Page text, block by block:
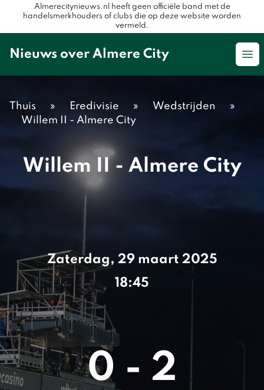
Almerecitynieuws.nl heeft geen officiële band met de
handelsmerkhouders of clubs die op deze website worden
vermeld.
Nieuws over Almere City
Thuis » Eredivisie » Wedstrijden
»
Willem II - Almere City
Willem II - Almere City
Zaterdag, 29 maart 2025
18:45
0 - 2